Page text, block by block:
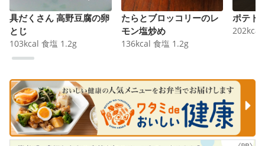
具だくさん 高野豆腐の卵
とじ
103kcal 食塩 1.2g
たらとブロッコリーのレ
モン塩炒め
136kcal 食塩 1.2g
ポテト
202kcal